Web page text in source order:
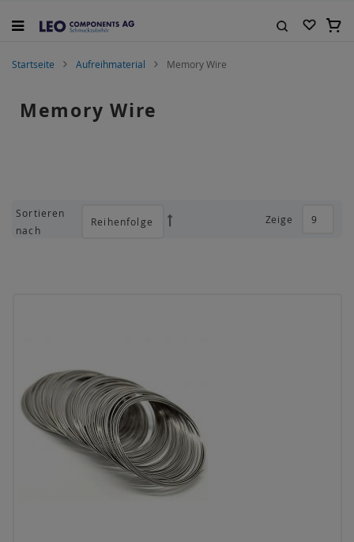
Inhalt
Startseite Aufreihmaterial Memory Wire
Memory Wire
Zeige
Sortieren
nach
Absteigend